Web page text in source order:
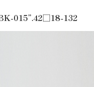
015”.42□18-132